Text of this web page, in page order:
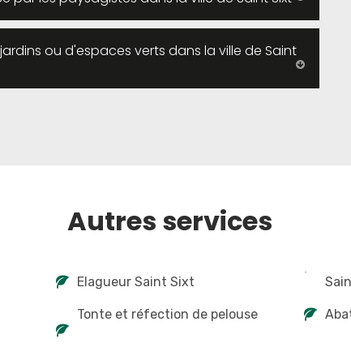
ou d'espaces verts dans la ville de Saint
Autres services
Elagueur Saint Sixt
Tonte et réfection de pelouse